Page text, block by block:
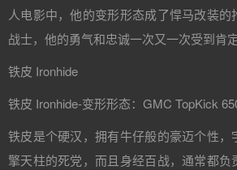
人电影中，他的变形形态成了悍马改装
战士，他的勇气和忠诚一次又一次受到肯定
铁皮 Ironhide
铁皮 Ironhide-变形形态：GMC TopKick
铁皮是个硬汉，拥有牛仔般的豪迈个性，
擎天柱的死党，而且身经百战，通常都负